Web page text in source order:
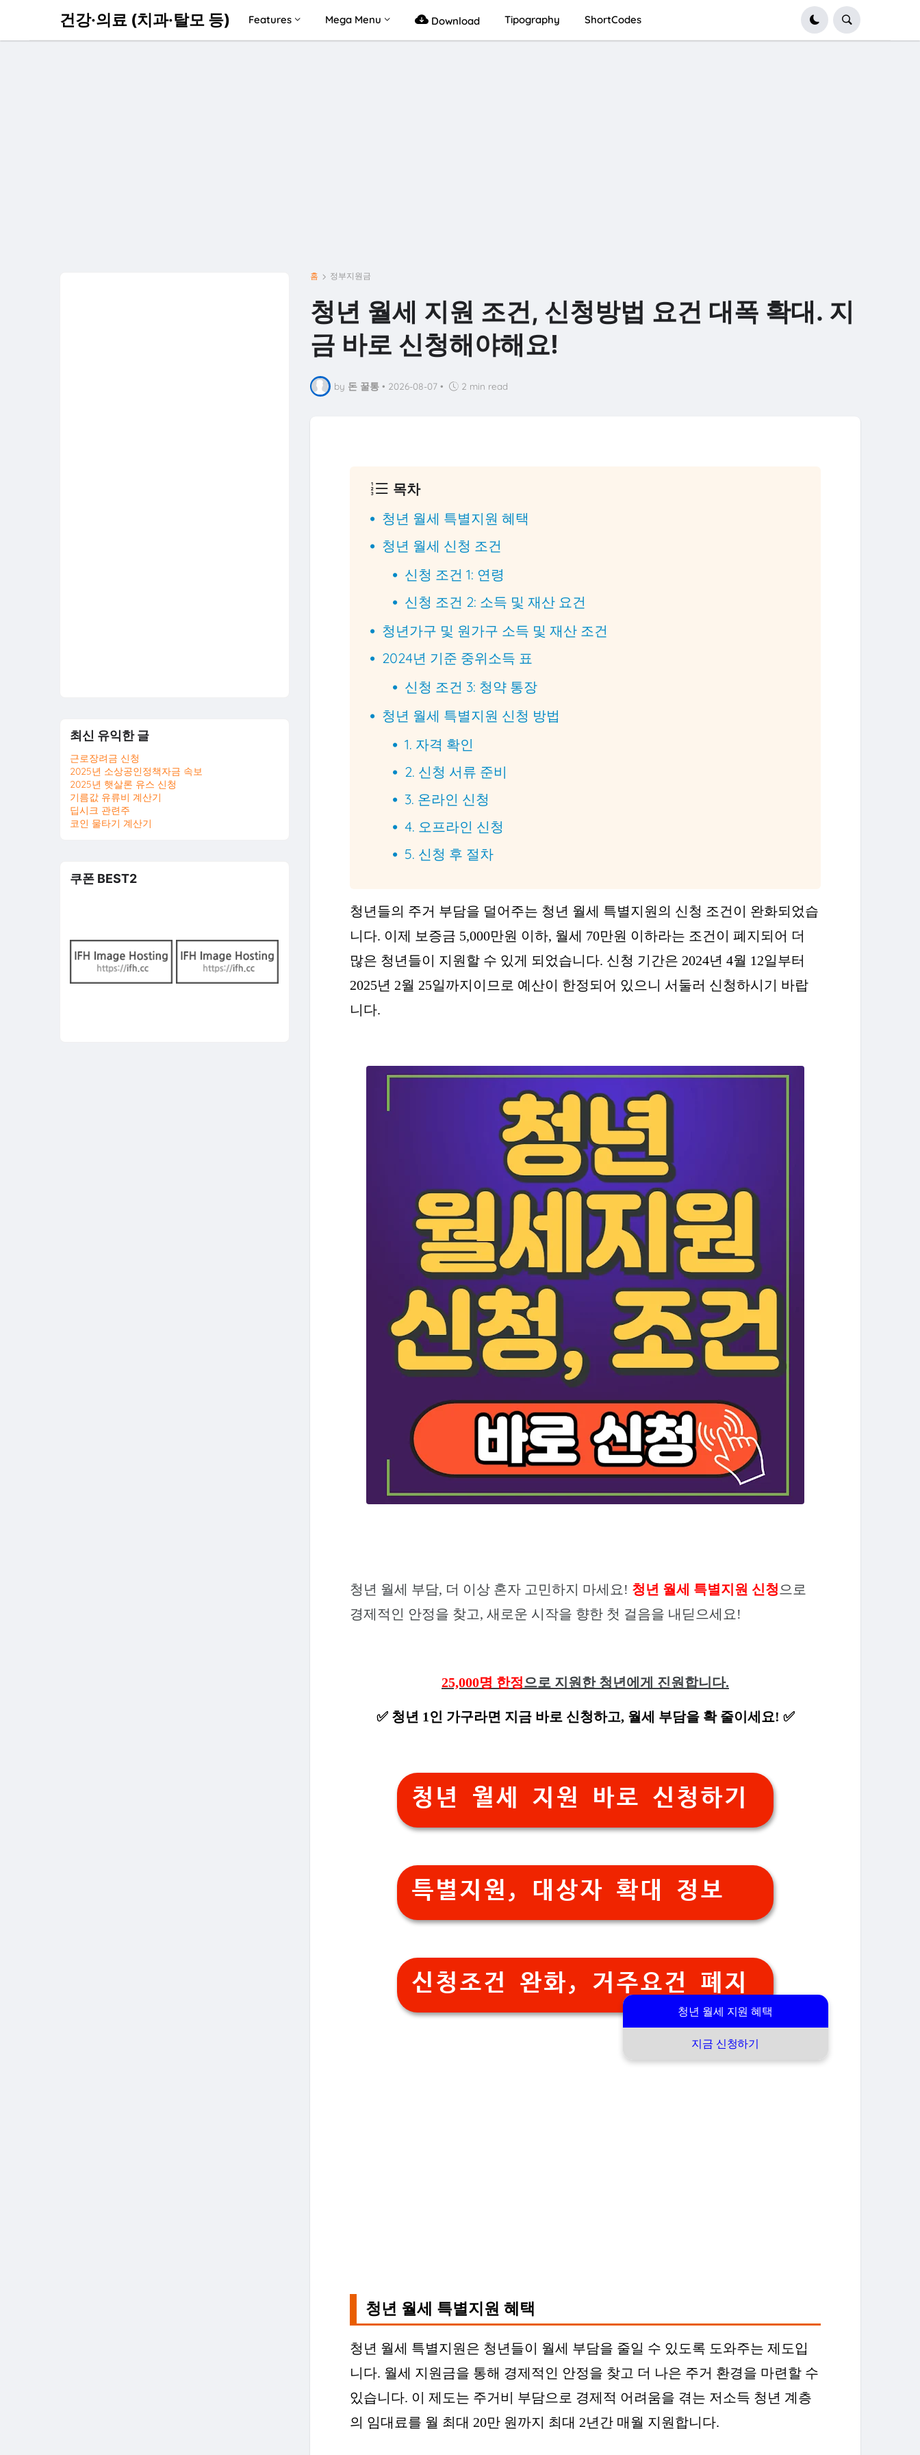
건강·의료 (치과·탈모 등) Features Mega Menu Download Tipography ShortCodes
홈 정부지원금
청년 월세 지원 조건, 신청방법 요건 대폭 확대. 지
금 바로 신청해야해요!
by 돈 꿀통 • 2026-08-07 • 2 min read
목차
청년 월세 특별지원 혜택
청년 월세 신청 조건
신청 조건 1: 연령
신청 조건 2: 소득 및 재산 요건
청년가구 및 원가구 소득 및 재산 조건
2024년 기준 중위소득 표
신청 조건 3: 청약 통장
청년 월세 특별지원 신청 방법
1. 자격 확인
2. 신청 서류 준비
3. 온라인 신청
4. 오프라인 신청
5. 신청 후 절차
청년들의 주거 부담을 덜어주는 청년 월세 특별지원의 신청 조건이 완화되었습
니다. 이제 보증금 5,000만원 이하, 월세 70만원 이하라는 조건이 폐지되어 더
많은 청년들이 지원할 수 있게 되었습니다. 신청 기간은 2024년 4월 12일부터
2025년 2월 25일까지이므로 예산이 한정되어 있으니 서둘러 신청하시기 바랍
니다.
청년 월세 부담, 더 이상 혼자 고민하지 마세요! 청년 월세 특별지원 신청 으로
경제적인 안정을 찾고, 새로운 시작을 향한 첫 걸음을 내딛으세요!
25,000명 한정으로 지원한 청년에게 진원합니다.
✅ 청년 1인 가구라면 지금 바로 신청하고, 월세 부담을 확 줄이세요! ✅
청년 월세 지원 바로 신청하기
특별지원, 대상자 확대 정보
신청조건 완화, 거주요건 폐지
청년 월세 특별지원 혜택
청년 월세 특별지원은 청년들이 월세 부담을 줄일 수 있도록 도와주는 제도입
니다. 월세 지원금을 통해 경제적인 안정을 찾고 더 나은 주거 환경을 마련할 수
있습니다. 이 제도는 주거비 부담으로 경제적 어려움을 겪는 저소득 청년 계층
의 임대료를 월 최대 20만 원까지 최대 2년간 매월 지원합니다.
청년 월세 지원 혜택
지금 신청하기
최신 유익한 글
근로장려금 신청
2025년 소상공인정책자금 속보
2025년 햇살론 유스 신청
기름값 유류비 계산기
딥시크 관련주
코인 물타기 계산기
쿠폰 BEST2